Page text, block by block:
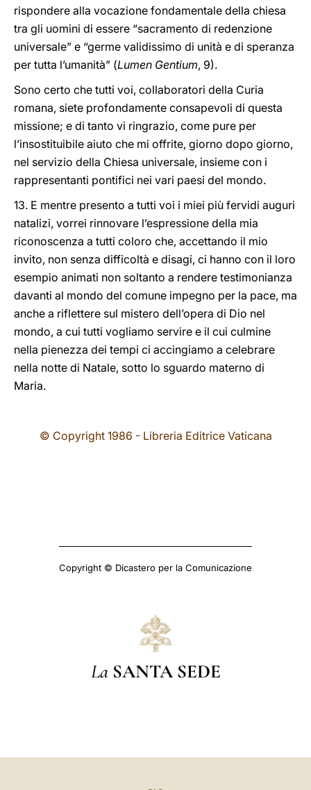
rispondere alla vocazione fondamentale della chiesa
tra gli uomini di essere “sacramento di redenzione
universale” e “germe validissimo di unità e di speranza
per tutta l’umanità” (Lumen Gentium, 9).
Sono certo che tutti voi, collaboratori della Curia
romana, siete profondamente consapevoli di questa
missione; e di tanto vi ringrazio, come pure per
l’insostituibile aiuto che mi offrite, giorno dopo giorno,
nel servizio della Chiesa universale, insieme con i
rappresentanti pontifici nei vari paesi del mondo.
13. E mentre presento a tutti voi i miei più fervidi auguri
natalizi, vorrei rinnovare l’espressione della mia
riconoscenza a tutti coloro che, accettando il mio
invito, non senza difficoltà e disagi, ci hanno con il loro
esempio animati non soltanto a rendere testimonianza
davanti al mondo del comune impegno per la pace, ma
anche a riflettere sul mistero dell’opera di Dio nel
mondo, a cui tutti vogliamo servire e il cui culmine
nella pienezza dei tempi ci accingiamo a celebrare
nella notte di Natale, sotto lo sguardo materno di
Maria.
© Copyright 1986 - Libreria Editrice Vaticana
Copyright © Dicastero per la Comunicazione
La SANTA SEDE